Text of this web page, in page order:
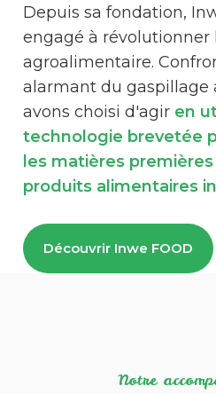
Depuis sa fondation,
engagé à révolutionner
agroalimentaire.
alarmant du gaspillage
avons choisi d'agir en
technologie brevetée
les matières
produits alimentaires
Découvrir Inwe FOOD
Notre